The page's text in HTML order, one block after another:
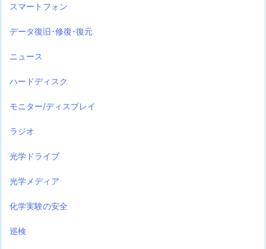
スマートフォン
データ復旧･修復･復元
ニュース
ハードディスク
モニター/ディスプレイ
ラジオ
光学ドライブ
光学メディア
化学実験の安全
巡検